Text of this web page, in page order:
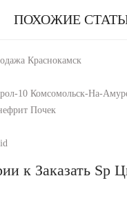
ПОХОЖИЕ
Краснокамск
10 Комсомольск-На-
Почек
к Заказать Sp